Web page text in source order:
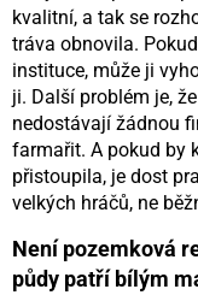
kvalitní, a tak se
tráva obnovila.
instituce, může ji
ji. Další problém je,
nedostávají žádnou
farmařit. A pokud by
přistoupila, je dost
velkých hráčů, ne
Není pozemková
půdy patří bílým